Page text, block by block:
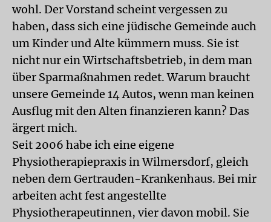
wohl. Der Vorstand scheint vergessen zu
haben, dass sich eine jüdische Gemeinde auch
um Kinder und Alte kümmern muss. Sie ist
nicht nur ein Wirtschaftsbetrieb, in dem man
über Sparmaßnahmen redet. Warum braucht
unsere Gemeinde 14 Autos, wenn man keinen
Ausflug mit den Alten finanzieren kann? Das
ärgert mich.
Seit 2006 habe ich eine eigene
Physiotherapiepraxis in Wilmersdorf, gleich
neben dem Gertrauden-Krankenhaus. Bei mir
arbeiten acht fest angestellte
Physiotherapeutinnen, vier davon mobil. Sie